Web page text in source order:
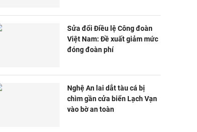
Sửa đổi Điều lệ Công đoàn
Việt Nam: Đề xuất giảm mức
đóng đoàn phí
Nghệ An lai dắt tàu cá bị
chìm gần cửa biển Lạch Vạn
vào bờ an toàn